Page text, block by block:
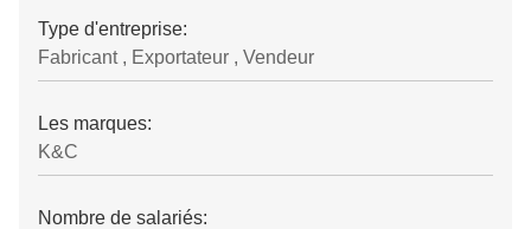
Type d'entreprise:
Fabricant , Exportateur , Vendeur
Les marques:
K&C
Nombre de salariés: